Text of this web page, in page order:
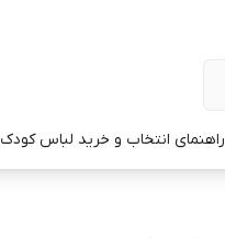
راهنمای انتخاب و خرید لباس کودک